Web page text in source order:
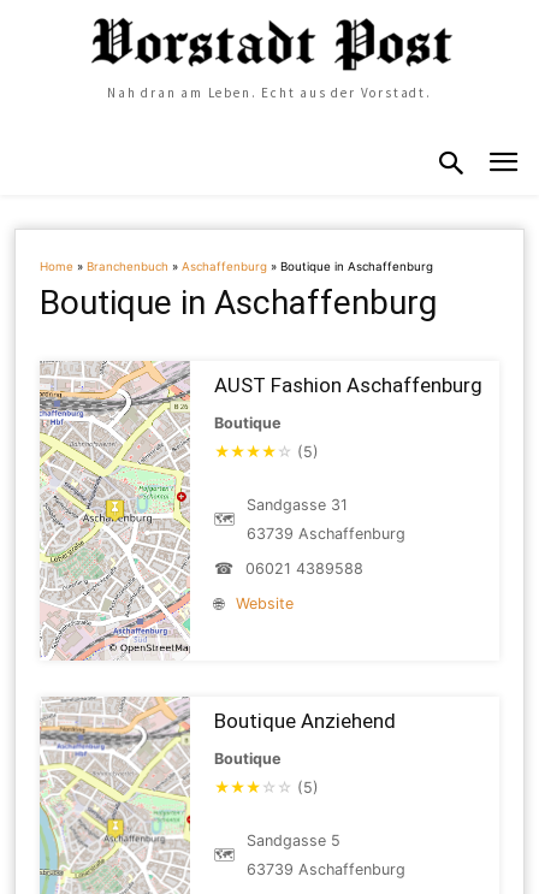
Nah dran am Leben. Echt aus der Vorstadt.
Home »Branchenbuch »Aschaffenburg »Boutique in Aschaffenburg
Boutique in Aschaffenburg
AUST Fashion Aschaffenburg
Boutique
★★★★ ☆ (5)
🗺
Sandgasse 31
63739 Aschaffenburg
☎
06021 4389588
🌐
Website
Boutique Anziehend
Boutique
★★★ ☆ ☆ (5)
🗺
Sandgasse 5
63739 Aschaffenburg